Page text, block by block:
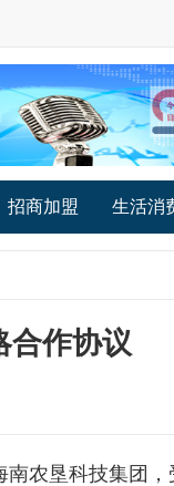
招商加盟 生活消
合作协议
农垦科技集团，